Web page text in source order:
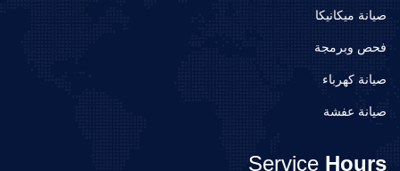
صيانة ميكانيكا
فحص وبرمجة
صيانة كهرباء
صيانة عفشة
Service Hours